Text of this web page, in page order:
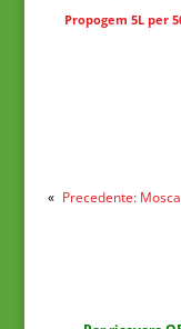
Propogem 5L per
« Precedente: